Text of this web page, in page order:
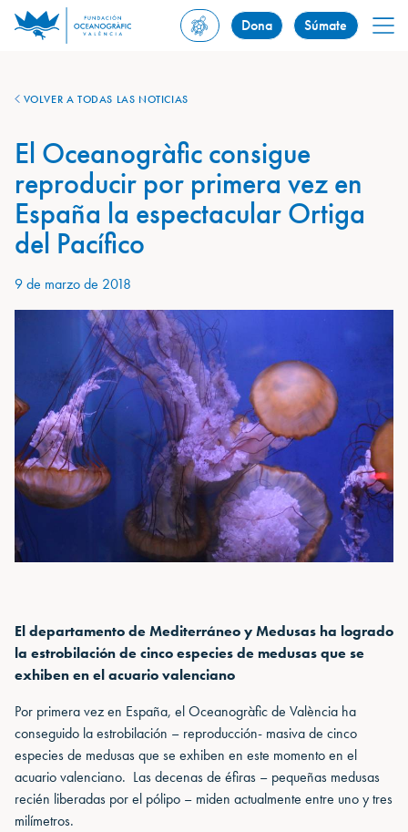
Dona Súmate
VOLVER A TODAS LAS NOTICIAS
El Oceanogràfic consigue
reproducir por primera vez en
España la espectacular Ortiga
del Pacífico
9 de marzo de 2018
El departamento de Mediterráneo y Medusas ha logrado
la estrobilación de cinco especies de medusas que se
exhiben en el acuario valenciano
Por primera vez en España, el Oceanogràfic de València ha
conseguido la estrobilación – reproducción- masiva de cinco
especies de medusas que se exhiben en este momento en el
acuario valenciano. Las decenas de éfiras – pequeñas medusas
recién liberadas por el pólipo – miden actualmente entre uno y tres
milímetros.